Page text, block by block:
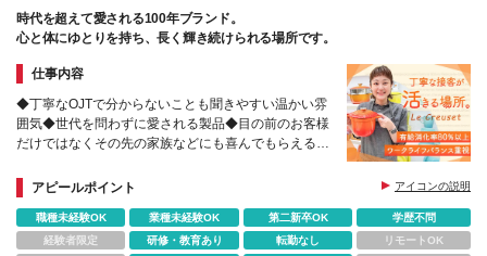
地
時代を超えて愛される100年ブランド。
心と体にゆとりを持ち、長く輝き続けられる場所です。
仕事内容
◆丁寧なOJTで分からないことも聞きやすい温かい雰
囲気◆世代を問わずに愛される製品◆目の前のお客様
だけではなくその先の家族などにも喜んでもらえる充
アピールポイント
アイコンの説明
職種未経験OK 業種未経験OK 第二新卒OK
学歴不問
経験者限定
研修・教育あり 転勤なし
リモートOK